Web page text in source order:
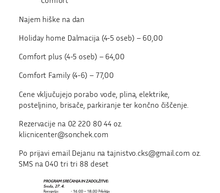
Najem hiške na dan
Holiday home Dalmacija (4-5 oseb) – 60,00
Comfort plus (4-5 oseb) – 64,00
Comfort Family (4-6) – 77,00
Cene vključujejo porabo vode, plina, elektrike,
posteljnino, brisače, parkiranje ter končno čiščenje.
Rezervacije na 02 220 80 44 oz.
klicnicenter@sonchek.com
Po prijavi email Dejanu na tajnistvo.cks@gmail.com oz.
SMS na 040 tri tri 88 deset